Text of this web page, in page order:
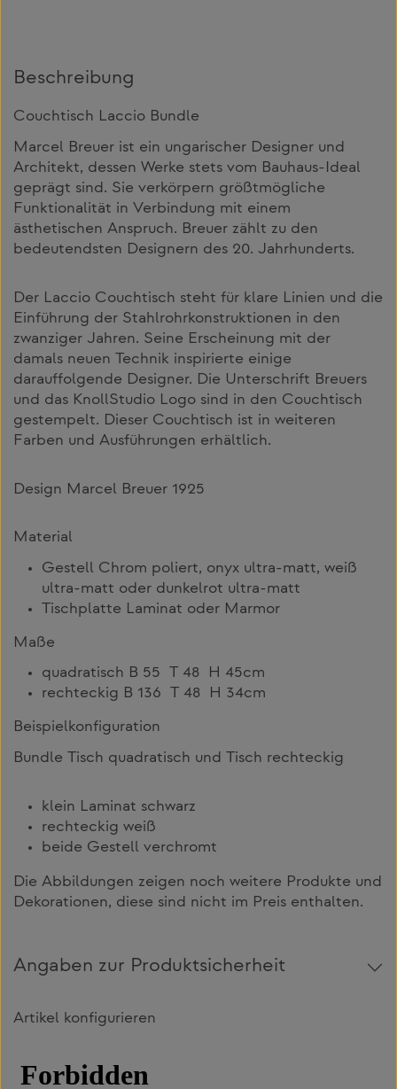
Beschreibung
Couchtisch Laccio Bundle
Marcel Breuer ist ein ungarischer Designer und
Architekt, dessen Werke stets vom Bauhaus-Ideal
geprägt sind. Sie verkörpern größtmögliche
Funktionalität in Verbindung mit einem
ästhetischen Anspruch. Breuer zählt zu den
bedeutendsten Designern des 20. Jahrhunderts.
Der Laccio Couchtisch steht für klare Linien und die
Einführung der Stahlrohrkonstruktionen in den
zwanziger Jahren. Seine Erscheinung mit der
damals neuen Technik inspirierte einige
darauffolgende Designer. Die Unterschrift Breuers
und das KnollStudio Logo sind in den Couchtisch
gestempelt. Dieser Couchtisch ist in weiteren
Farben und Ausführungen erhältlich.
Design Marcel Breuer 1925
Material
Gestell Chrom poliert, onyx ultra-matt, weiß
ultra-matt oder dunkelrot ultra-matt
Tischplatte Laminat oder Marmor
Maße
quadratisch B 55 T 48 H 45cm
rechteckig B 136 T 48 H 34cm
Beispielkonfiguration
Bundle Tisch quadratisch und Tisch rechteckig
klein Laminat schwarz
rechteckig weiß
beide Gestell verchromt
Die Abbildungen zeigen noch weitere Produkte und
Dekorationen, diese sind nicht im Preis enthalten.
Angaben zur Produktsicherheit
Artikel konfigurieren